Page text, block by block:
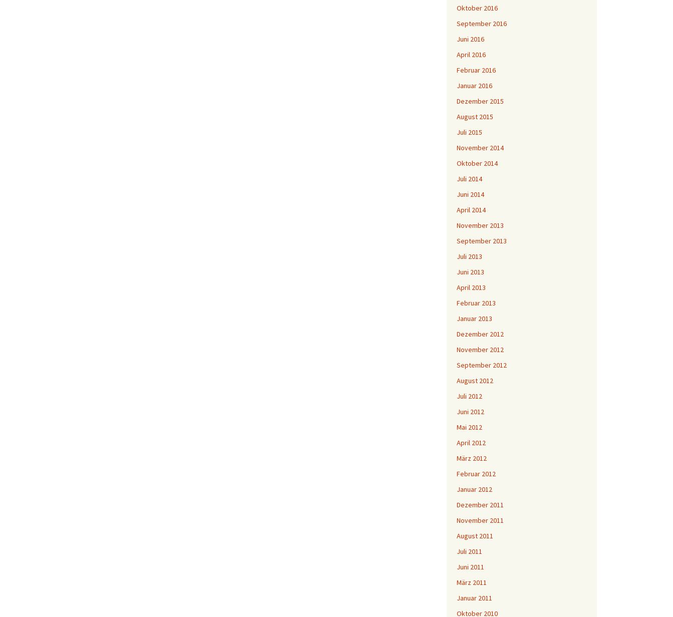
Oktober 2016
September 2016
Juni 2016
April 2016
Februar 2016
Januar 2016
Dezember 2015
August 2015
Juli 2015
November 2014
Oktober 2014
Juli 2014
Juni 2014
April 2014
November 2013
September 2013
Juli 2013
Juni 2013
April 2013
Februar 2013
Januar 2013
Dezember 2012
November 2012
September 2012
August 2012
Juli 2012
Juni 2012
Mai 2012
April 2012
März 2012
Februar 2012
Januar 2012
Dezember 2011
November 2011
August 2011
Juli 2011
Juni 2011
März 2011
Januar 2011
Oktober 2010